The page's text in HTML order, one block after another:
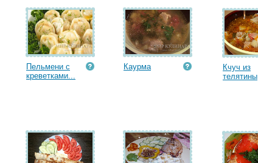
Пельмени с
креветками...
Каурма
Кчуч из
телятины